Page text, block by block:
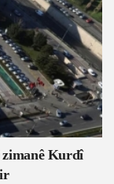
zimanê Kurdî